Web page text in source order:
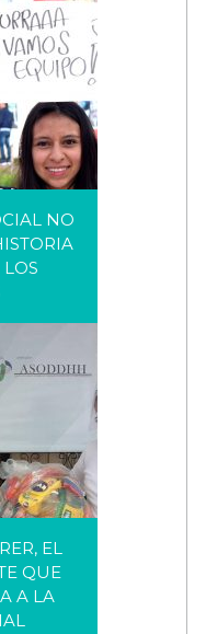
NO
DE
NO
EL JOVEN
SU
EL
QUE
A LA